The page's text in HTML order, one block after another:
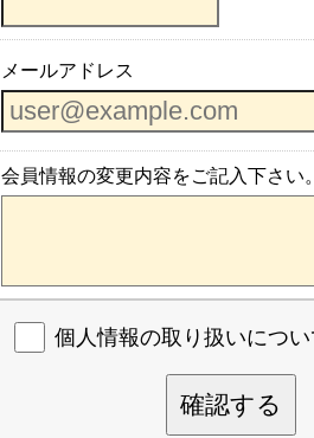
メールアドレス
会員情報の変更内容をご記入下さい。
個人情報の取り扱いにつ
確認する